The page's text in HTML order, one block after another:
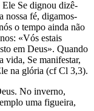
Ele Se dignou dizê-
nossa fé, digamos-
o tempo ainda não
«Vós estais
em Deus». Quando
vida, Se manifestar,
na glória (cf Cl 3,3).
No inverno,
uma figueira,